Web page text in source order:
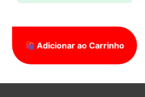
ao Carrinho